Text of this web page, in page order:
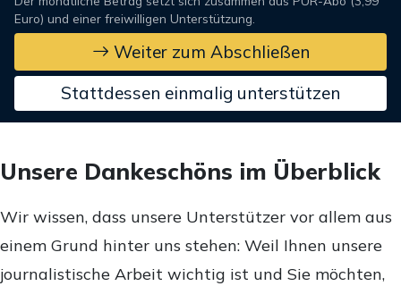
Euro) und einer freiwilligen Unterstützung.
Weiter zum Abschließen
Stattdessen einmalig unterstützen
Unsere Dankeschöns im Überblick
Wir wissen, dass unsere Unterstützer vor allem aus
einem Grund hinter uns stehen: Weil Ihnen unsere
journalistische Arbeit wichtig ist und Sie möchten,